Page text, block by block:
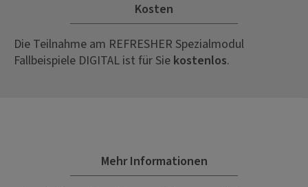
Kosten
Die Teilnahme am REFRESHER Spezialmodul
Fallbeispiele DIGITAL ist für Sie kostenlos.
Mehr Informationen